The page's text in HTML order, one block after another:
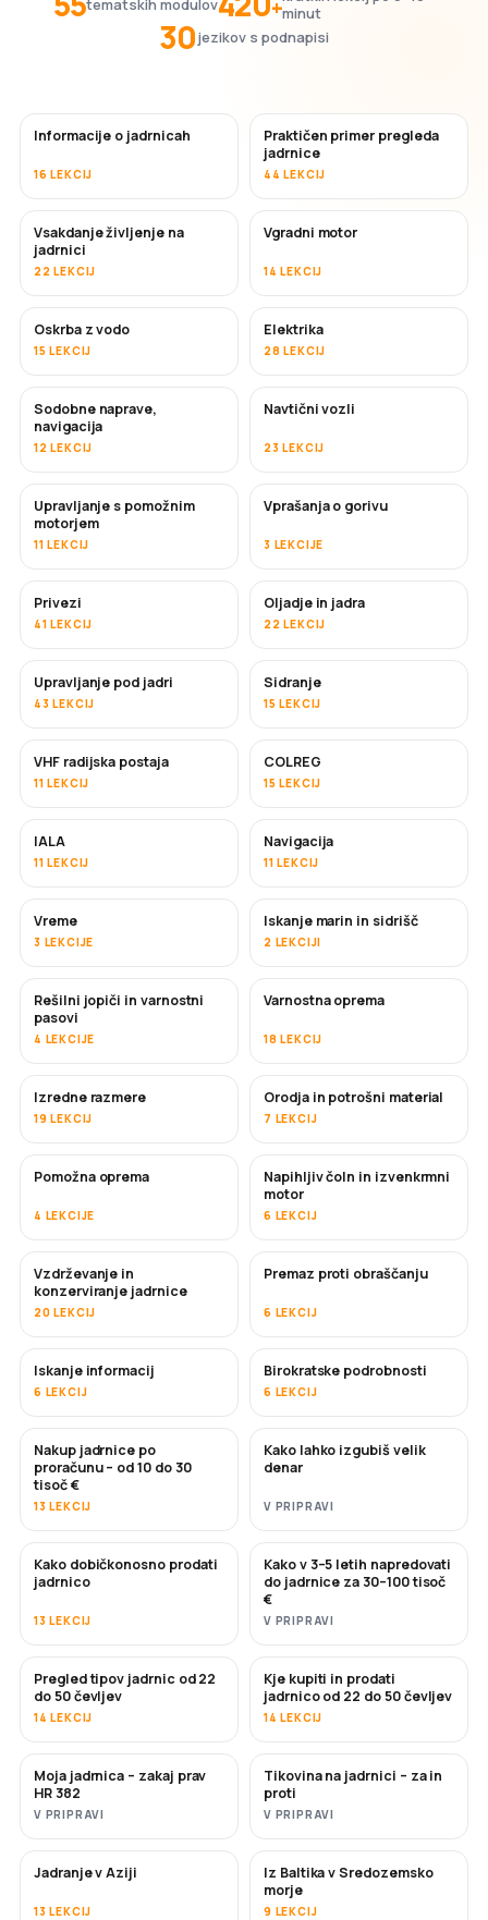
tematskih modulov +minut
30jezikov s podnapisi
Informacije o jadrnicah
16 LEKCIJ
Praktičen primer pregleda
jadrnice
44 LEKCIJ
Vsakdanje življenje na
jadrnici
22 LEKCIJ
Vgradni motor
14 LEKCIJ
Oskrba z vodo
15 LEKCIJ
Elektrika
28 LEKCIJ
Sodobne naprave,
navigacija
12 LEKCIJ
Navtični vozli
23 LEKCIJ
Upravljanje s pomožnim
motorjem
11 LEKCIJ
Vprašanja o gorivu
3 LEKCIJE
Privezi
41 LEKCIJ
Oljadje in jadra
22 LEKCIJ
Upravljanje pod jadri
43 LEKCIJ
Sidranje
15 LEKCIJ
VHF radijska postaja
11 LEKCIJ
COLREG
15 LEKCIJ
IALA
11 LEKCIJ
Navigacija
11 LEKCIJ
Vreme
3 LEKCIJE
Iskanje marin in sidrišč
2 LEKCIJI
Rešilni jopiči in varnostni
pasovi
4 LEKCIJE
Varnostna oprema
18 LEKCIJ
Izredne razmere
19 LEKCIJ
Orodja in potrošni material
7 LEKCIJ
Pomožna oprema
4 LEKCIJE
Napihljiv čoln in izvenkrmni
motor
6 LEKCIJ
Vzdrževanje in
konzerviranje jadrnice
20 LEKCIJ
KMALU
Premaz proti obraščanju
6 LEKCIJ
Iskanje informacij
6 LEKCIJ
Birokratske podrobnosti
6 LEKCIJ
KMALU
Nakup jadrnice po
proračunu – od 10 do 30
tisoč €
13 LEKCIJ
KMALU
Kako lahko izgubiš velik
denar
V PRIPRAVI
NOVO
Kako dobičkonosno prodati
jadrnico
13 LEKCIJ
NOVO
Kako v 3–5 letih napredovati
do jadrnice za 30–100 tisoč
€
V PRIPRAVI
KMALU
Pregled tipov jadrnic od 22
do 50 čevljev
14 LEKCIJ
KMALU
Kje kupiti in prodati
jadrnico od 22 do 50 čevljev
14 LEKCIJ
KMALU
Moja jadrnica – zakaj prav
HR 382
V PRIPRAVI
KMALU
Tikovina na jadrnici – za in
proti
V PRIPRAVI
KMALU
Jadranje v Aziji
13 LEKCIJ
KMALU
Iz Baltika v Sredozemsko
morje
9 LEKCIJ